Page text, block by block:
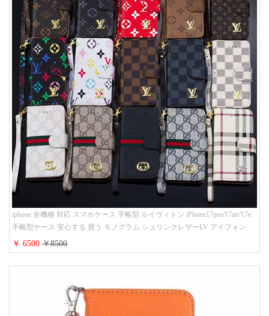
iphone 全機種 対応 スマホケース 手帳型 ルイヴィトン iPhone17pro/17air/17e
手帳型ケース 安心する 買う モノグラム シュリンクレザーLV アイフォン
16/16promaxスマホケース 手帳 多機能 グッチiphone15pro/14/13携帯ケース 大
人 レディース メンズ ストラップ付き
￥ 6500￥8500